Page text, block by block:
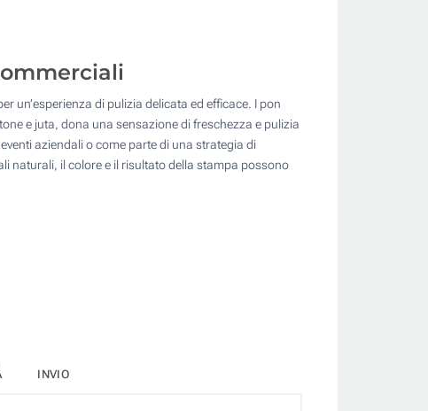
un’esperienza di pulizia delicata ed efficace. I pon
e juta, dona una sensazione di freschezza e pulizia
aziendali o come parte di una strategia di
naturali, il colore e il risultato della stampa possono
INVIO